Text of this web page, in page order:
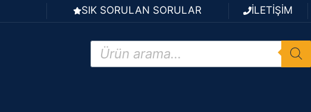
SIK SORULAN SORULAR İLETİŞİM
Products
search